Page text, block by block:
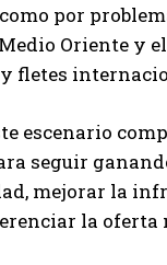
por
Oriente y
fletes
escenario
seguir
mejorar la
la oferta